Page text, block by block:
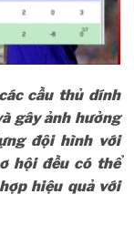
cầu thủ dính
gây ảnh hưởng
đội hình với
hội đều có thể
hiệu quả với